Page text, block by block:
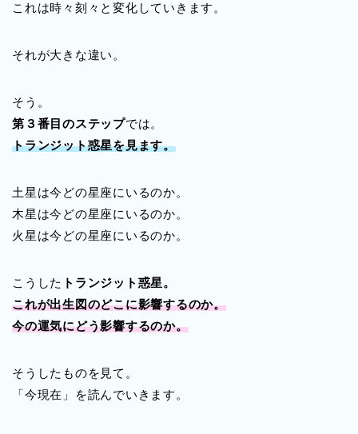
これは時々刻々と変化していきます。
それが大きな違い。
そう。
第３番目のステップでは。
トランジット惑星を見ます。
土星は今どの星座にいるのか。
木星は今どの星座にいるのか。
火星は今どの星座にいるのか。
こうした トランジット惑星。
これが出生図のどこに影響するのか。
今の運気にどう影響するのか。
そうしたものを見て。
「今現在」を読んでいきます。